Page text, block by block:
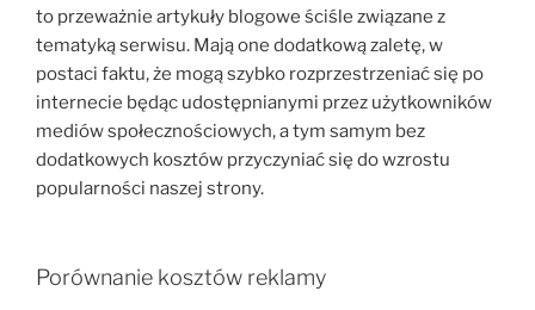
to przeważnie artykuły blogowe ściśle związane z
tematyką serwisu. Mają one dodatkową zaletę, w
postaci faktu, że mogą szybko rozprzestrzeniać się po
internecie będąc udostępnianymi przez użytkowników
mediów społecznościowych, a tym samym bez
dodatkowych kosztów przyczyniać się do wzrostu
popularności naszej strony.
Porównanie kosztów reklamy